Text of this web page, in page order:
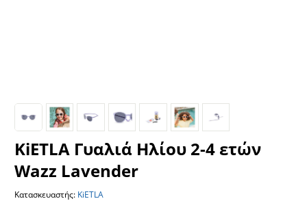
KiETLA Γυαλιά Ηλίου 2-4 ετών
Wazz Lavender
Κατασκευαστής: KiETLA